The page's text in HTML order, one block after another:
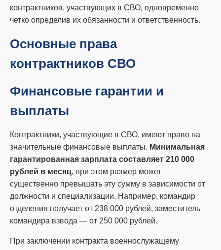
контрактников, участвующих в СВО, одновременно
четко определив их обязанности и ответственность.
Основные права
контрактников СВО
Финансовые гарантии и
выплаты
Контрактники, участвующие в СВО, имеют право на
значительные финансовые выплаты. Минимальная
гарантированная зарплата составляет 210 000
рублей в месяц, при этом размер может
существенно превышать эту сумму в зависимости от
должности и специализации. Например, командир
отделения получает от 238 000 рублей, заместитель
командира взвода — от 250 000 рублей.
При заключении контракта военнослужащему